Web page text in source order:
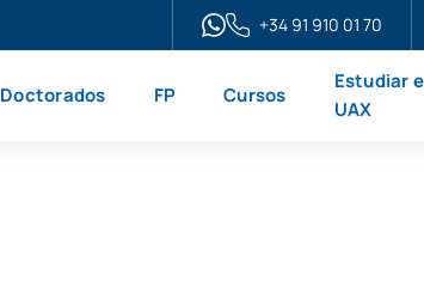
+34 91 910 01 70
Doctorados FP Cursos
Estudiar
UAX